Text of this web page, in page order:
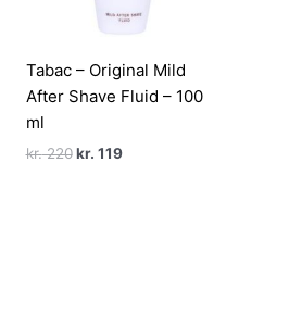
Tabac – Original Mild
After Shave Fluid – 100
ml
kr.220 Den
kr. 119Den